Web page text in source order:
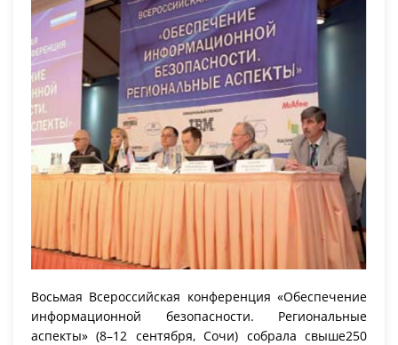
Восьмая Всероссийская конференция «Обеспечение
информационной безопасности. Региональные
аспекты» (8–12 сентября, Сочи) собрала свыше250